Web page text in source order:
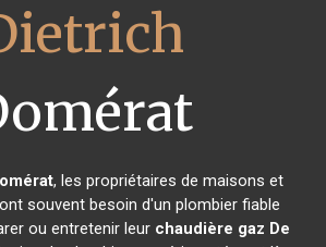
, les propriétaires de maisons et
souvent besoin d'un plombier fiable
ou entretenir leur chaudière gaz De